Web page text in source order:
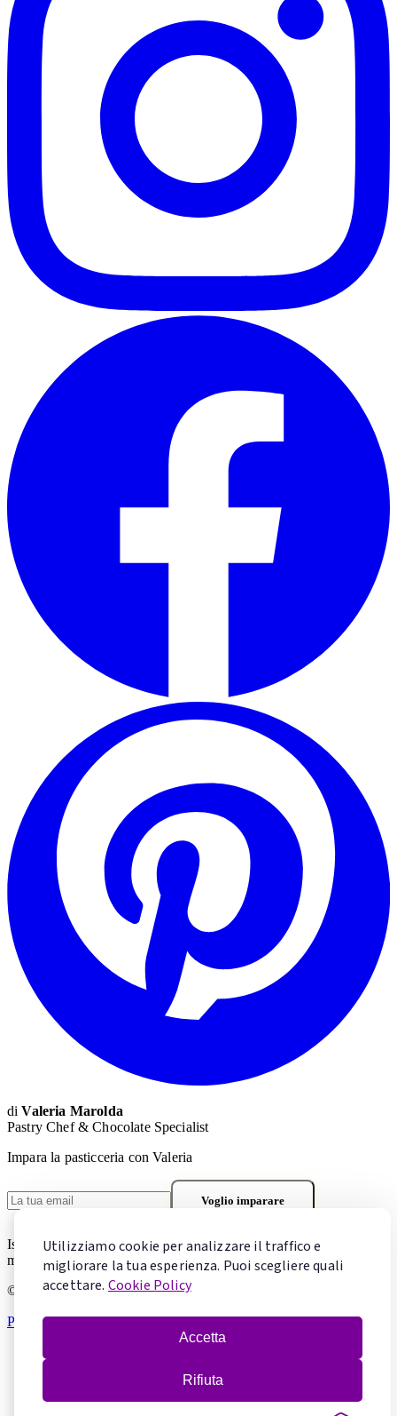
Utilizziamo cookie per analizzare il traffico e
migliorare la tua esperienza. Puoi scegliere quali
accettare. Cookie Policy
Accetta
Rifiuta
diValeria Marolda
Pastry Chef & Chocolate Specialist
Impara la pasticceria con Valeria
Voglio imparare
Iscrivendoti accetti la Privacy Policy. Puoi cancellarti in qualsiasi
momento.
© 2026 Mentecontorta. Tutti i diritti riservati.
Privacy Policy · Cookie Policy ·